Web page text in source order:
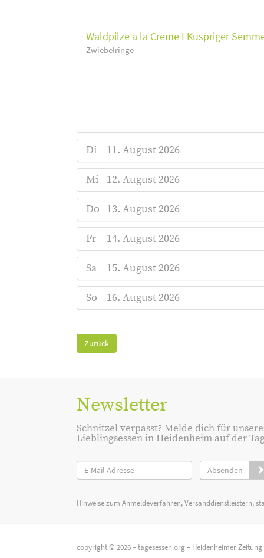
Waldpilze a la Creme I Kuspriger
Zwiebelringe
Di 11. August 2026
Mi 12. August 2026
Do 13. August 2026
Fr 14. August 2026
Sa 15. August 2026
So 16. August 2026
Zurück
Newsletter
Schnitzel verpasst? Melde dich für
Lieblingsessen in Heidenheim auf der
Absenden
Hinweise zum Anmeldeverfahren, Versanddienstleistern,
copyright © 2026 –tagesessen.org– Heidenheimer Zeitung